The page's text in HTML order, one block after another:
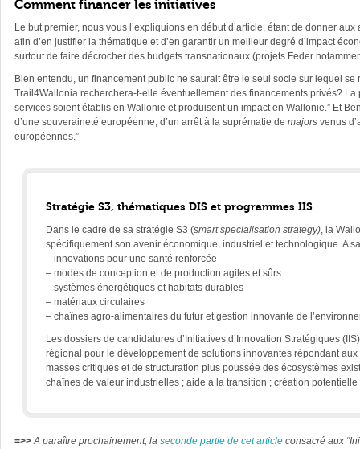
Comment financer les initiatives
Le but premier, nous vous l’expliquions en début d’article, étant de donner
afin d’en justifier la thématique et d’en garantir un meilleur degré d’impact
surtout de faire décrocher des budgets transnationaux (projets Feder
Bien entendu, un financement public ne saurait être le seul socle sur lequel
Trail4Wallonia recherchera-t-elle éventuellement des financements privés?
services soient établis en Wallonie et produisent un impact en Wallonie.” Et
d’une souveraineté européenne, d’un arrêt à la suprématie de majors venus
européennes.”
Stratégie S3, thématiques DIS et programmes IIS
Dans le cadre de sa stratégie S3 (smart specialisation strategy), la
spécifiquement son avenir économique, industriel et technologique. A
– innovations pour une santé renforcée
– modes de conception et de production agiles et sûrs
– systèmes énergétiques et habitats durables
– matériaux circulaires
– chaînes agro-alimentaires du futur et gestion innovante de
Les dossiers de candidatures d’Initiatives d’Innovation Stratégiques
régional pour le développement de solutions innovantes répondant
masses critiques et de structuration plus poussée des écosystèmes
chaînes de valeur industrielles ; aide à la transition ; création
=>>A paraître prochainement, la seconde partie de cet article consacré aux